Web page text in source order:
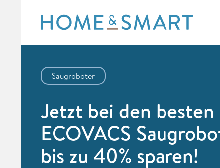
content
Saugroboter
Jetzt bei den besten
ECOVACS
bis zu 40% sparen!